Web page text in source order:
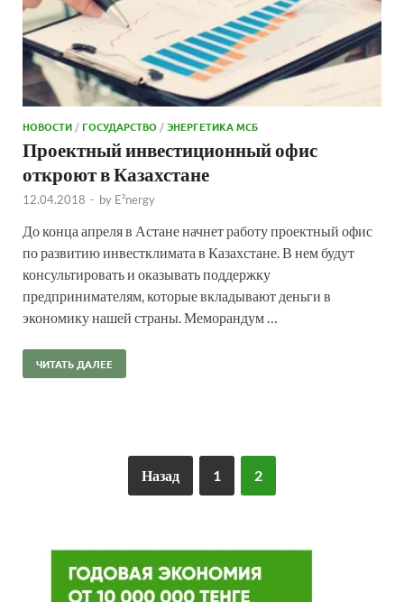
НОВОСТИ /ГОСУДАРСТВО /ЭНЕРГЕТИКА МСБ
Проектный инвестиционный офис
откроют в Казахстане
12.04.2018 - by E²nergy
До конца апреля в Астане начнет работу проектный офис
по развитию инвестклимата в Казахстане. В нем будут
консультировать и оказывать поддержку
предпринимателям, которые вкладывают деньги в
экономику нашей страны. Меморандум …
ЧИТАТЬ ДАЛЕЕ
Назад 1 2